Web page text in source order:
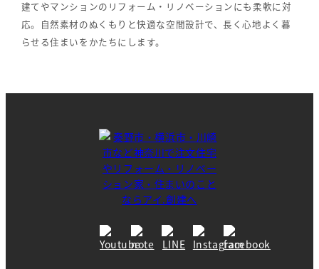
建てやマンションのリフォーム・リノベーションにも柔軟に対
応。自然素材のぬくもりと快適な空間設計で、長く心地よく暮
らせる住まいをかたちにします。